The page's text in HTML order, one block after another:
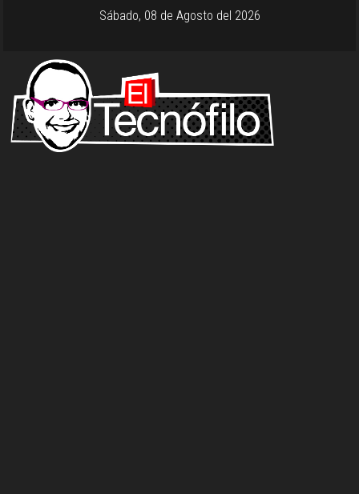
Sábado, 08 de Agosto del 2026